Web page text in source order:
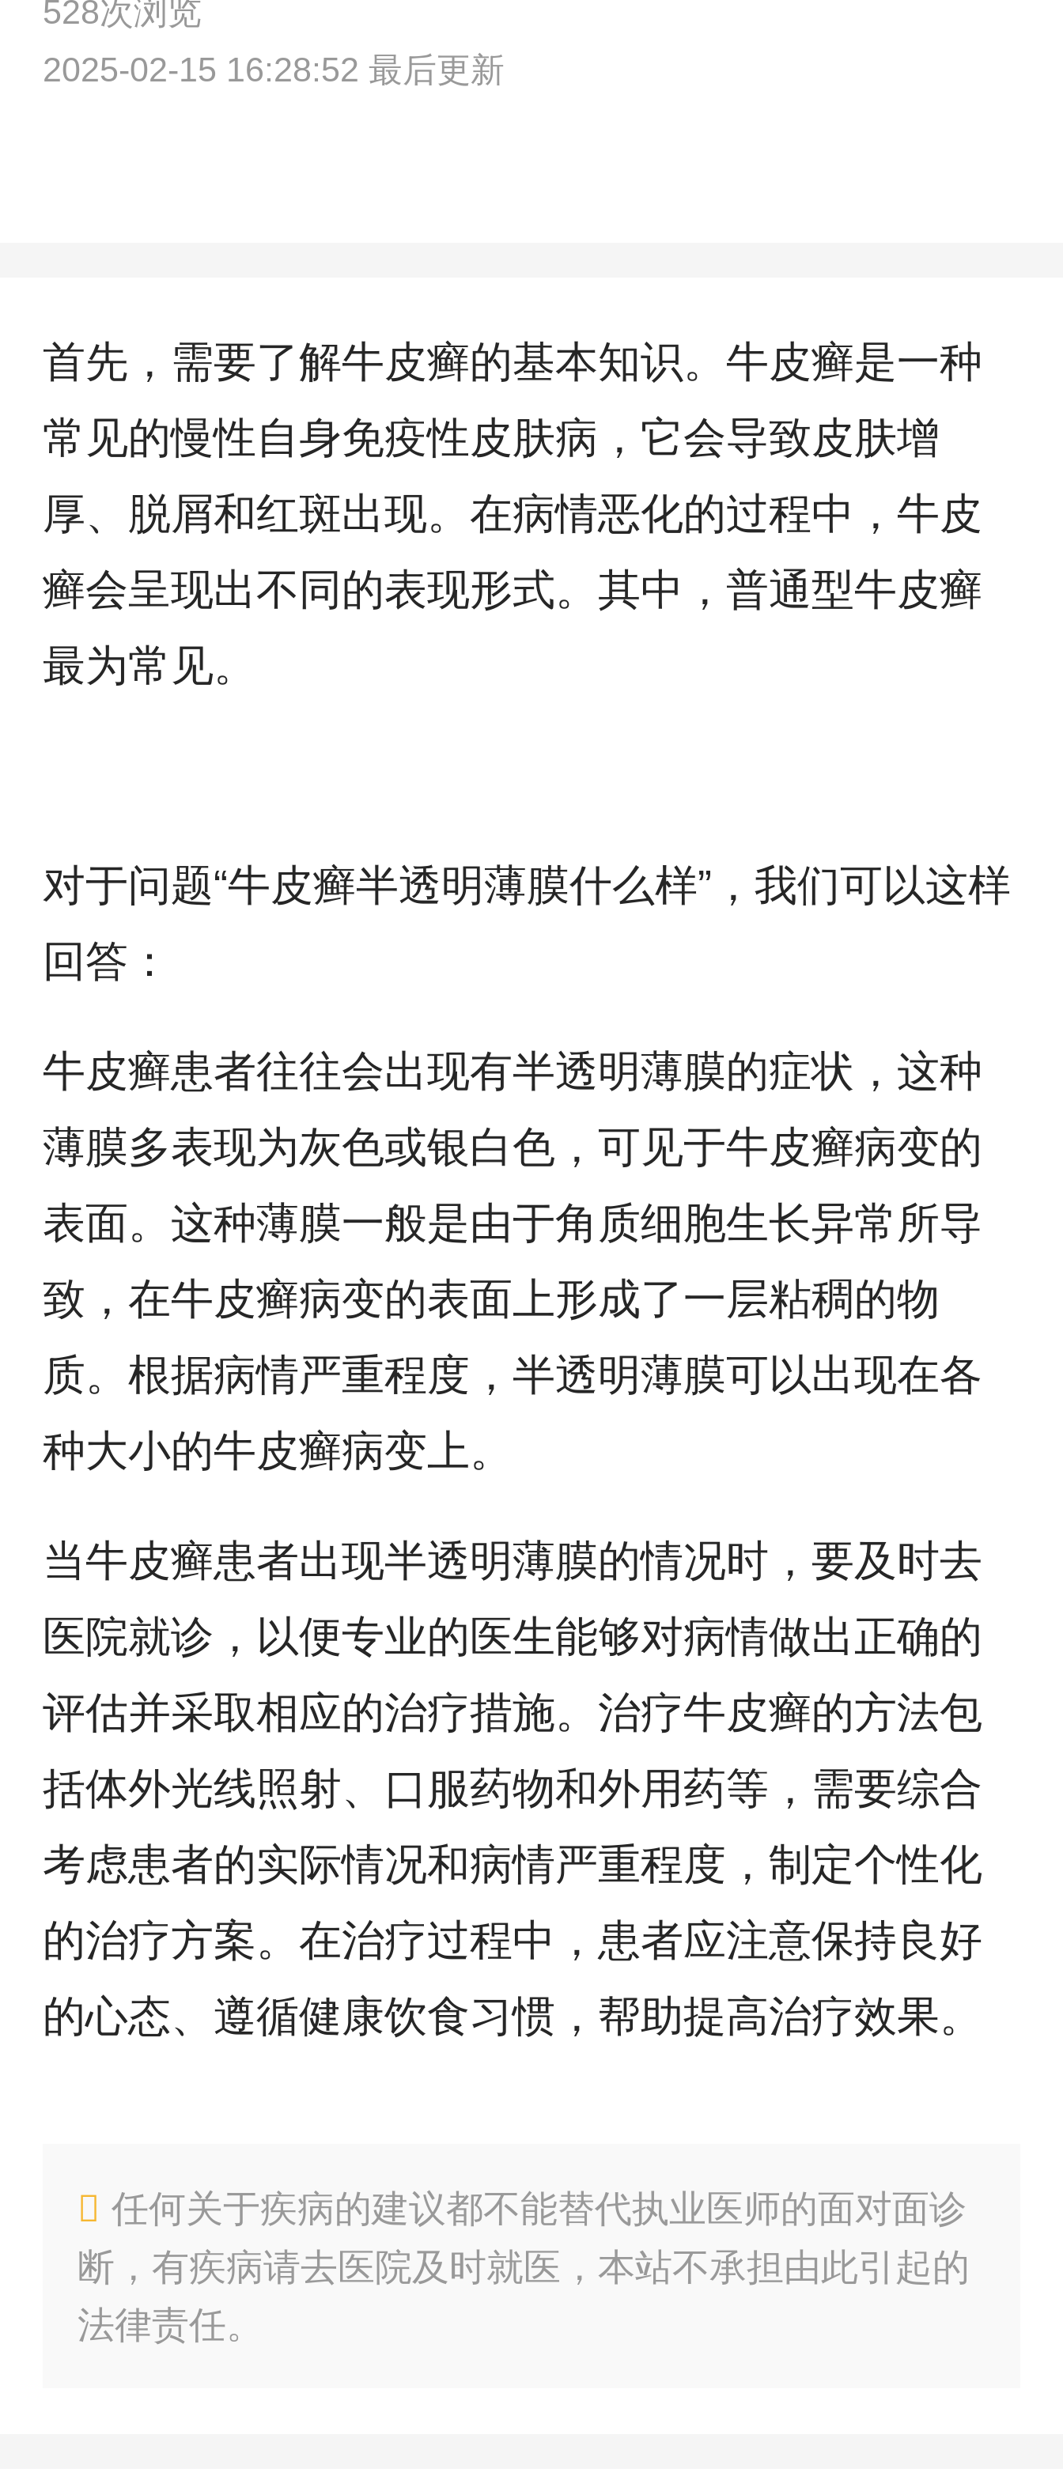
528次浏览
2025-02-15 16:28:52 最后更新
首先，需要了解牛皮癣的基本知识。牛皮癣是一种
常见的慢性自身免疫性皮肤病，它会导致皮肤增
厚、脱屑和红斑出现。在病情恶化的过程中，牛皮
癣会呈现出不同的表现形式。其中，普通型牛皮癣
最为常见。
对于问题“牛皮癣半透明薄膜什么样”，我们可以这样
回答：
牛皮癣患者往往会出现有半透明薄膜的症状，这种
薄膜多表现为灰色或银白色，可见于牛皮癣病变的
表面。这种薄膜一般是由于角质细胞生长异常所导
致，在牛皮癣病变的表面上形成了一层粘稠的物
质。根据病情严重程度，半透明薄膜可以出现在各
种大小的牛皮癣病变上。
当牛皮癣患者出现半透明薄膜的情况时，要及时去
医院就诊，以便专业的医生能够对病情做出正确的
评估并采取相应的治疗措施。治疗牛皮癣的方法包
括体外光线照射、口服药物和外用药等，需要综合
考虑患者的实际情况和病情严重程度，制定个性化
的治疗方案。在治疗过程中，患者应注意保持良好
的心态、遵循健康饮食习惯，帮助提高治疗效果。
任何关于疾病的建议都不能替代执业医师的面对面诊
断，有疾病请去医院及时就医，本站不承担由此引起的
法律责任。